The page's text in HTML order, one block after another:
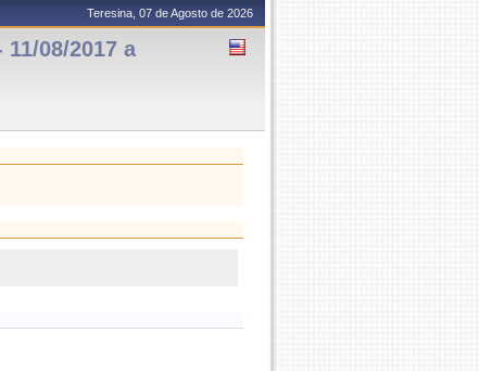
Teresina, 07 de Agosto de 2026
08/2017 a